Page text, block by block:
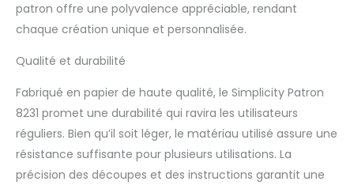
patron offre une polyvalence appréciable, rendant
chaque création unique et personnalisée.
Qualité et durabilité
Fabriqué en papier de haute qualité, le Simplicity Patron
8231 promet une durabilité qui ravira les utilisateurs
réguliers. Bien qu’il soit léger, le matériau utilisé assure une
résistance suffisante pour plusieurs utilisations. La
précision des découpes et des instructions garantit une